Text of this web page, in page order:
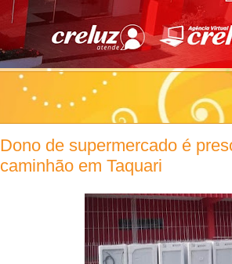
Dono de supermercado é
caminhão em Taquari